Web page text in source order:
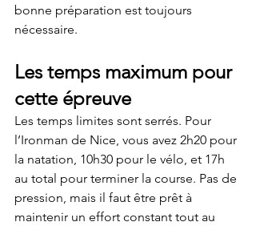
bonne préparation est toujours
nécessaire.
Les temps maximum pour
cette épreuve
Les temps limites sont serrés. Pour
l’Ironman de Nice, vous avez 2h20 pour
la natation, 10h30 pour le vélo, et 17h
au total pour terminer la course. Pas de
pression, mais il faut être prêt à
maintenir un effort constant tout au